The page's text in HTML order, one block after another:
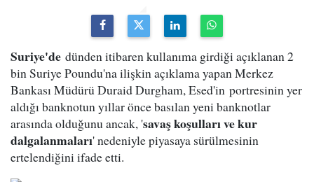
Suriye'de dünden itibaren kullanıma girdiği açıklanan 2
bin Suriye Poundu'na ilişkin açıklama yapan Merkez
Bankası Müdürü Duraid Durgham, Esed'in portresinin yer
aldığı banknotun yıllar önce basılan yeni banknotlar
arasında olduğunu ancak, 'savaş koşulları ve kur
dalgalanmaları' nedeniyle piyasaya sürülmesinin
ertelendiğini ifade etti.